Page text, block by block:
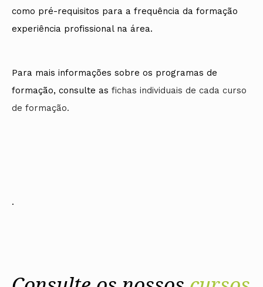
como pré-requisitos para a frequência da formação
experiência profissional na área.
Para mais informações sobre os programas de
formação, consulte as fichas individuais de cada curso
de formação.
.